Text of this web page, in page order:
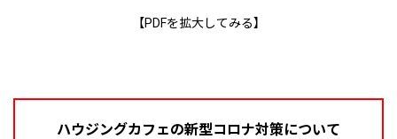
【PDFを拡大してみる】
ハウジングカフェの新型コロナ対策について